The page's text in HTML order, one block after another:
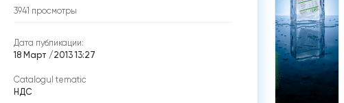
3941 просмотры
Дата публикации:
18 Март /2013 13:27
Catalogul tematic
НДС